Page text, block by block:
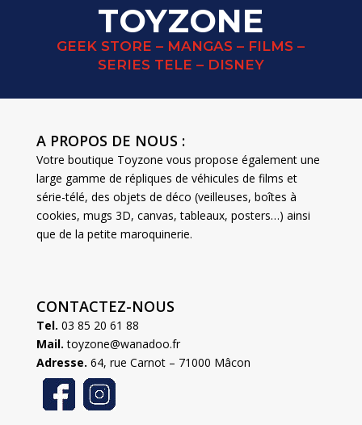
TOYZONE
GEEK STORE – MANGAS – FILMS –
SERIES TELE – DISNEY
A PROPOS DE NOUS :
Votre boutique Toyzone vous propose également une
large gamme de répliques de véhicules de films et
série-télé, des objets de déco (veilleuses, boîtes à
cookies, mugs 3D, canvas, tableaux, posters…) ainsi
que de la petite maroquinerie.
CONTACTEZ-NOUS
Tel. 03 85 20 61 88
Mail. toyzone@wanadoo.fr
Adresse. 64, rue Carnot – 71000 Mâcon